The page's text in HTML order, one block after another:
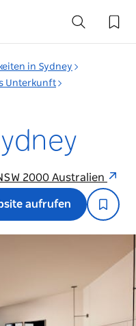
in Sydney
Unterkunft
2000 Australien
aufrufen